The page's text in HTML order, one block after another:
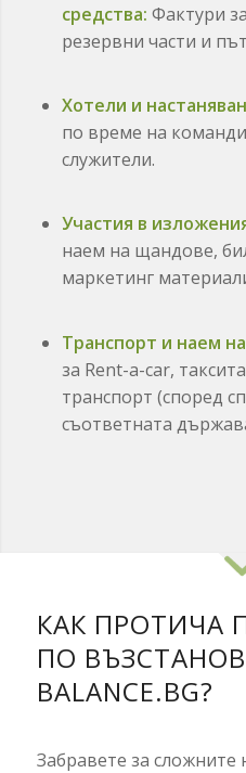
средства: Фактури
резервни части и
Хотели и
по време на
служители.
Участия в
наем на щандове,
маркетинг
Транспорт и наем
за Rent-a-car,
транспорт (според
съответната
КАК ПРОТИЧА
ПО
BALANCE.BG?
Забравете за